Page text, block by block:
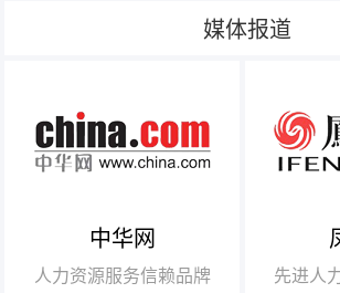
媒体报道
中华网
人力资源服务信赖品牌
【腾讯】
+行业领军
【瑞方】
先进人